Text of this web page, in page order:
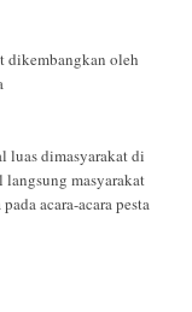
dikembangkan oleh
luas dimasyarakat di
masyarakat
acara-acara pesta